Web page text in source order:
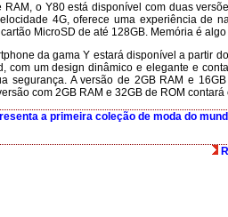
RAM, o Y80 está disponível com duas
4G, oferece uma experiência de
MicroSD de até 128GB. Memória é
da gama Y estará disponível a partir
com um design dinâmico e elegante e
segurança. A versão de 2GB RAM e
com 2GB RAM e 32GB de ROM
a primeira coleção de moda do